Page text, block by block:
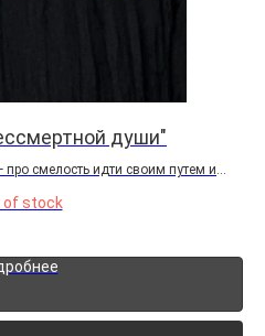
души"
смелость идти своим путем и
издавна считался символом
of stock